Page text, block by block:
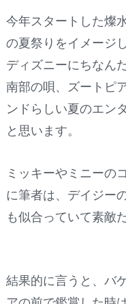
今年スタートした燦
の夏祭りをイメージ
ディズニーにちなん
南部の唄、ズートピ
ンドらしい夏のエン
と思います。
ミッキーやミニーの
に筆者は、デイジー
も似合っていて素敵
結果的に言うと、バ